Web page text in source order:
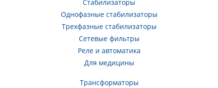
Стабилизаторы
Однофазные стабилизаторы
Трехфазные стабилизаторы
Сетевые фильтры
Реле и автоматика
Для медицины
Трансформаторы